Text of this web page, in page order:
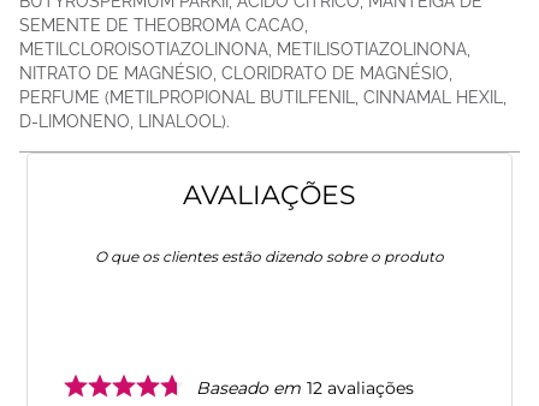
SEMENTE DE THEOBROMA CACAO,
METILCLOROISOTIAZOLINONA, METILISOTIAZOLINONA,
NITRATO DE MAGNÉSIO, CLORIDRATO DE MAGNÉSIO,
PERFUME (METILPROPIONAL BUTILFENIL, CINNAMAL HEXIL,
D-LIMONENO, LINALOOL).
AVALIAÇÕES
O que os clientes estão dizendo sobre o produto
Baseado em 12 avaliações